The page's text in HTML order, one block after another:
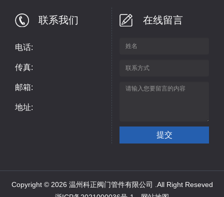
联系我们
电话:
传真:
邮箱:
地址:
在线留言
Copyright © 2026 温州科正阀门管件有限公司 .All Right Reseved